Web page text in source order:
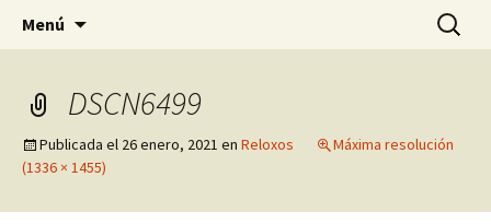
Quintasnovas
Pagina sobre licores,viño, cervexa, sidra,
receitas, fotografia, agricultura, informatica,
linux e outras afeccións
Menú Buscar:
DSCN6499
Publicada el 26 enero, 2021 en Reloxos
Máxima resolución
(1336 × 1455)